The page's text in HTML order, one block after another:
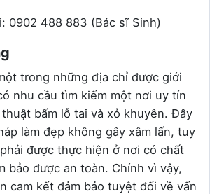
0902 488 883 (Bác sĩ Sinh)
trong những địa chỉ được giới
nhu cầu tìm kiếm một nơi uy tín
bấm lỗ tai và xỏ khuyên. Đây
làm đẹp không gây xâm lấn, tuy
được thực hiện ở nơi có chất
bảo được an toàn. Chính vì vậy,
cam kết đảm bảo tuyệt đối về vấn